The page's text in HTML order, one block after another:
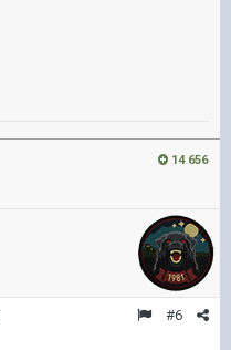
14 656
#6